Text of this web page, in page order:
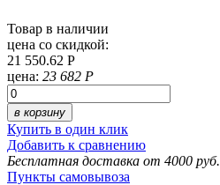
Товар в наличии
цена со скидкой:
21 550.62 Р
цена: 23 682 Р
в корзину
Купить в один клик
Добавить к сравнению
Бесплатная доставка от 4000 руб.
Пункты самовывоза